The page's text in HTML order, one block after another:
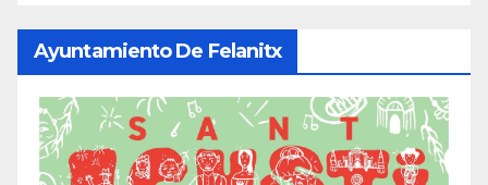
Ayuntamiento De Felanitx